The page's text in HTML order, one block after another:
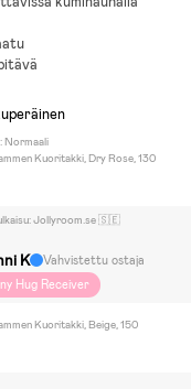
Normaali
Kuoritakki, Dry Rose, 130
Jollyroom.se 🇸🇪
K
Vahvistettu ostaja
Hug Receiver
Kuoritakki, Beige, 150